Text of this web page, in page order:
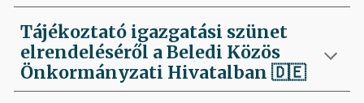
Tájékoztató igazgatási szünet
elrendeléséről a Beledi Közös
Önkormányzati Hivatalban🇩🇪